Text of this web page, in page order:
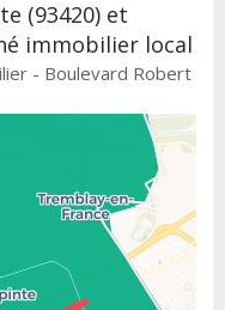
(93420) et
immobilier local
- Boulevard Robert